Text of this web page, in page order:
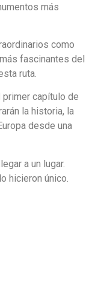
más
como
fascinantes del
ruta.
primer capítulo de
la historia, la
desde una
a un lugar.
hicieron único.